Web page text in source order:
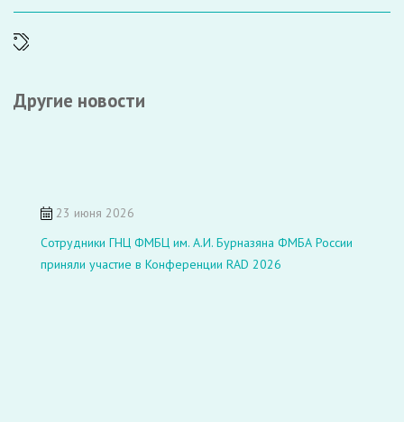
Другие новости
23 июня 2026
Сотрудники ГНЦ ФМБЦ им. А.И. Бурназяна ФМБА России
приняли участие в Конференции RAD 2026